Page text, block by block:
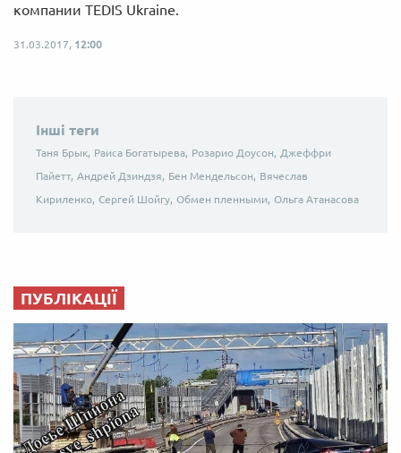
компании TEDIS Ukraine.
31.03.2017, 12:00
Інші теги
Таня Брык, Раиса Богатырева, Розарио Доусон, Джеффри
Пайетт, Андрей Дзиндзя, Бен Мендельсон, Вячеслав
Кириленко, Сергей Шойгу, Обмен пленными, Ольга Атанасова
ПУБЛІКАЦІЇ